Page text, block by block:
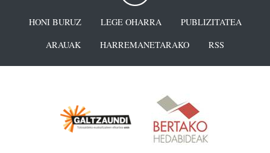
HONI BURUZ LEGE OHARRA
PUBLIZITATEA
ARAUAK
HARREMANETARAKO RSS